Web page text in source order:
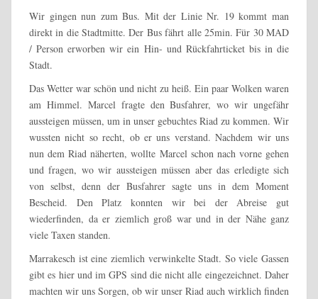
Wir gingen nun zum Bus. Mit der Linie Nr. 19 kommt man
direkt in die Stadtmitte. Der Bus fährt alle 25min. Für 30 MAD
/ Person erworben wir ein Hin- und Rückfahrticket bis in die
Stadt.
Das Wetter war schön und nicht zu heiß. Ein paar Wolken waren
am Himmel. Marcel fragte den Busfahrer, wo wir ungefähr
aussteigen müssen, um in unser gebuchtes Riad zu kommen. Wir
wussten nicht so recht, ob er uns verstand. Nachdem wir uns
nun dem Riad näherten, wollte Marcel schon nach vorne gehen
und fragen, wo wir aussteigen müssen aber das erledigte sich
von selbst, denn der Busfahrer sagte uns in dem Moment
Bescheid. Den Platz konnten wir bei der Abreise gut
wiederfinden, da er ziemlich groß war und in der Nähe ganz
viele Taxen standen.
Marrakesch ist eine ziemlich verwinkelte Stadt. So viele Gassen
gibt es hier und im GPS sind die nicht alle eingezeichnet. Daher
machten wir uns Sorgen, ob wir unser Riad auch wirklich finden